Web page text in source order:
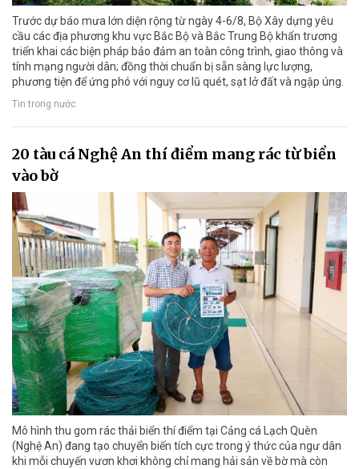
Trước dự báo mưa lớn diện rộng từ ngày 4-6/8, Bộ Xây dựng yêu
cầu các địa phương khu vực Bắc Bộ và Bắc Trung Bộ khẩn trương
triển khai các biện pháp bảo đảm an toàn công trình, giao thông và
tính mạng người dân; đồng thời chuẩn bị sẵn sàng lực lượng,
phương tiện để ứng phó với nguy cơ lũ quét, sạt lở đất và ngập úng.
Tin trong nước
20 tàu cá Nghệ An thí điểm mang rác từ biển
vào bờ
Mô hình thu gom rác thải biển thí điểm tại Cảng cá Lạch Quèn
(Nghệ An) đang tạo chuyển biến tích cực trong ý thức của ngư dân
khi mỗi chuyến vươn khơi không chỉ mang hải sản về bờ mà còn